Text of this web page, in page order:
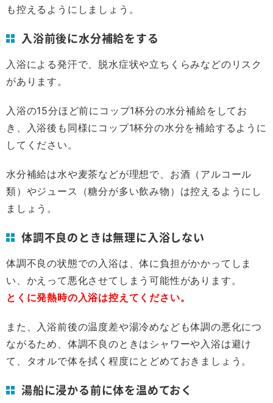
も控えるようにしましょう。
入浴前後に水分補給をする
入浴による発汗で、脱水症状や立ちくらみなどのリスク
があります。
入浴の15分ほど前にコップ1杯分の水分補給をしてお
き、入浴後も同様にコップ1杯分の水分を補給するように
してください。
水分補給は水や麦茶などが理想で、お酒（アルコール
類）やジュース（糖分が多い飲み物）は控えるようにし
ましょう。
体調不良のときは無理に入浴しない
体調不良の状態での入浴は、体に負担がかかってしま
い、かえって悪化させてしまう可能性があります。
とくに発熱時の入浴は控えてください。
また、入浴前後の温度差や湯冷めなども体調の悪化につ
ながるため、体調不良のときはシャワーや入浴は避け
て、タオルで体を拭く程度にとどめておきましょう。
湯船に浸かる前に体を温めておく